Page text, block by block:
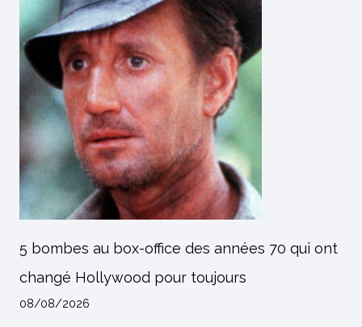
5 bombes au box-office des années 70 qui ont
changé Hollywood pour toujours
08/08/2026